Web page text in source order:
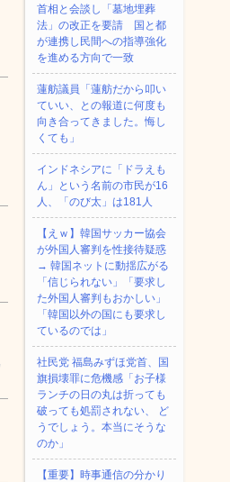
首相と会談し「墓地埋葬
法」の改正を要請 国と都
が連携し民間への指導強化
を進める方向で一致
蓮舫議員「蓮舫だから叩い
ていい、との報道に何度も
向き合ってきました。悔し
くても」
インドネシアに「ドラえも
ん」という名前の市民が16
人、「のび太」は181人
【えｗ】韓国サッカー協会
が外国人審判を性接待疑惑
→ 韓国ネットに動揺広がる
「信じられない」「要求し
た外国人審判もおかしい」
「韓国以外の国にも要求し
ているのでは」
社民党 福島みずほ党首、国
旗損壊罪に危機感「お子様
ランチの日の丸は折っても
破っても処罰されない、 ど
うでしょう。本当にそうな
のか」
【重要】時事通信の分かり